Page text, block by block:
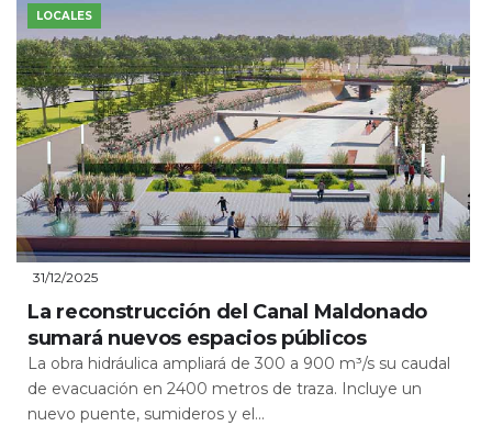
LOCALES
31/12/2025
La reconstrucción del Canal Maldonado
sumará nuevos espacios públicos
La obra hidráulica ampliará de 300 a 900 m³/s su caudal
de evacuación en 2400 metros de traza. Incluye un
nuevo puente, sumideros y el...